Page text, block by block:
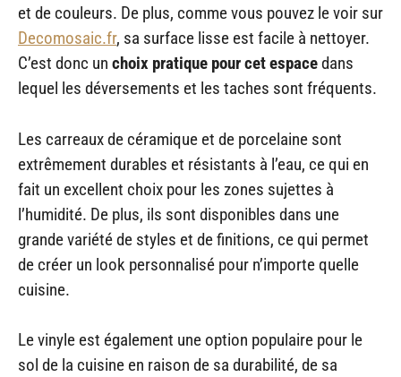
et de couleurs. De plus, comme vous pouvez le voir sur
Decomosaic.fr, sa surface lisse est facile à nettoyer.
C’est donc un choix pratique pour cet espacedans
lequel les déversements et les taches sont fréquents.
Les carreaux de céramique et de porcelaine sont
extrêmement durables et résistants à l’eau, ce qui en
fait un excellent choix pour les zones sujettes à
l’humidité. De plus, ils sont disponibles dans une
grande variété de styles et de finitions, ce qui permet
de créer un look personnalisé pour n’importe quelle
cuisine.
Le vinyle est également une option populaire pour le
sol de la cuisine en raison de sa durabilité, de sa